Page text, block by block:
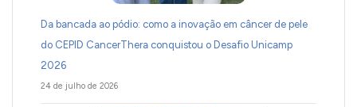
Da bancada ao pódio: como a inovação em câncer de pele
do CEPID CancerThera conquistou o Desafio Unicamp
2026
24 de julho de 2026